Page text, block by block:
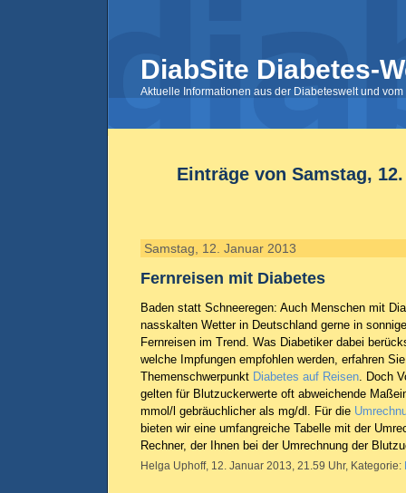
DiabSite Diabetes-
Aktuelle Informationen aus der Diabeteswelt und
Einträge von Samstag,
Samstag, 12. Januar 2013
Fernreisen mit Diabetes
Baden statt Schneeregen: Auch Menschen mit
nasskalten Wetter in Deutschland gerne in
Fernreisen im Trend. Was Diabetiker dabei
welche Impfungen empfohlen werden, erfahren
Themenschwerpunkt Diabetes auf Reisen. Doch
gelten für Blutzuckerwerte oft abweichende
mmol/l gebräuchlicher als mg/dl. Für die
bieten wir eine umfangreiche Tabelle mit der
Rechner, der Ihnen bei der Umrechnung der
Helga Uphoff, 12. Januar 2013, 21.59 Uhr, Kategorie: